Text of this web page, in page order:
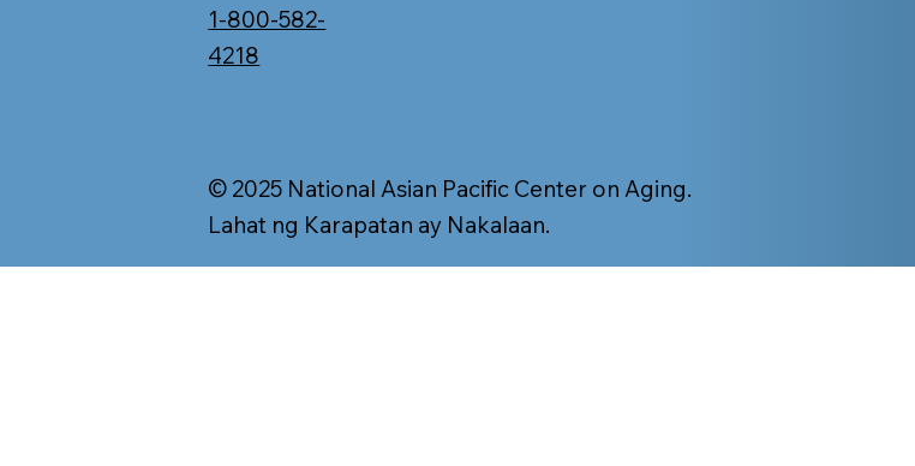
1-800-582-
4218
© 2025 National Asian Pacific Center on Aging.
Lahat ng Karapatan ay Nakalaan.